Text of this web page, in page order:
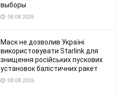
выборы
08.08.2026
Маск не дозволив Україні
використовувати Starlink для
знищення російських пускових
установок балістичних ракет
08.08.2026